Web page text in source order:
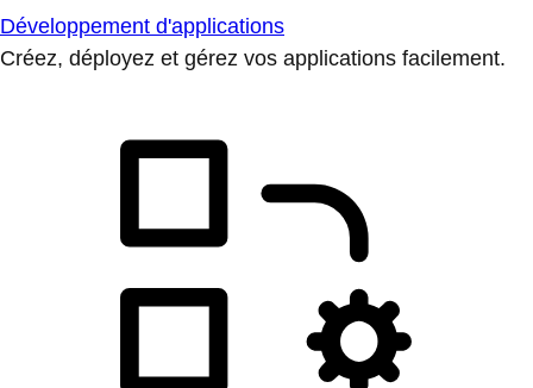
Développement d'applications
Créez, déployez et gérez vos applications facilement.